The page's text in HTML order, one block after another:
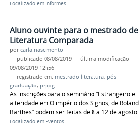
Localizado em Informes
Aluno ouvinte para o mestrado de
Literatura Comparada
porcarla.nascimento
— publicado 08/08/2019 — última modificação
09/08/2019 12h56
— registrado em: mestrado literatura, pós-
graduação, prppg
As inscrições para o seminário “Estrangeiro e
alteridade em O império dos Signos, de Roland
Barthes” podem ser feitas de 8 a 12 de agosto
Localizado em Eventos